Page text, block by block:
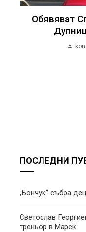
Обявяват
ПОСЛЕДНИ
„Бончук“ събра
Светослав
треньор в Марек